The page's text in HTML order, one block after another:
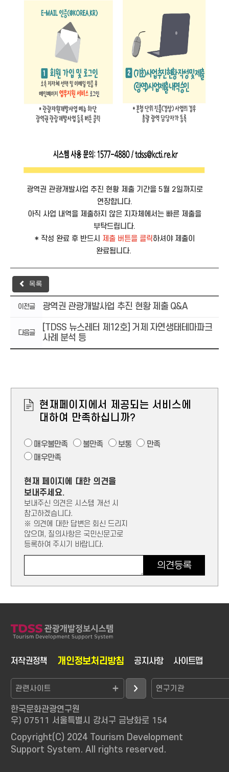
광역권 관광개발사업 추진 현황 제출 기간을 5월 2일까지로
연장합니다.
아직 사업 내역을 제출하지 않은 지자체에서는 빠른 제출을
부탁드립니다.
* 작성 완료 후 반드시 제출 버튼을 클릭하셔야 제출이
완료됩니다.
목록
이전글 광역권 관광개발사업 추진 현황 제출 Q&A
다음글
[TDSS 뉴스레터 제12호] 거제 자연생태테마파크
사례 분석 등
현재페이지에서 제공되는 서비스에
대하여 만족하십니까?
매
우
불
족
매우불만족 불 불만족 보 보통 만 만족
매
만
족
매우만족
현재 페이지에 대한 의견을
보내주세요.
보내주신 의견은 시스템 개선 시
참고하겠습니다.
※ 의견에 대한 답변은 회신 드리지
않으며, 질의사항은 국민신문고로
등록하여 주시기 바랍니다.
의견등록
저작권정책 개인정보처리방침 공지사항 사이트맵
한국문화관광연구원
우) 07511 서울특별시 강서구 금낭화로 154
Copyright(C) 2024 Tourism Development
Support System. All rights reserved.